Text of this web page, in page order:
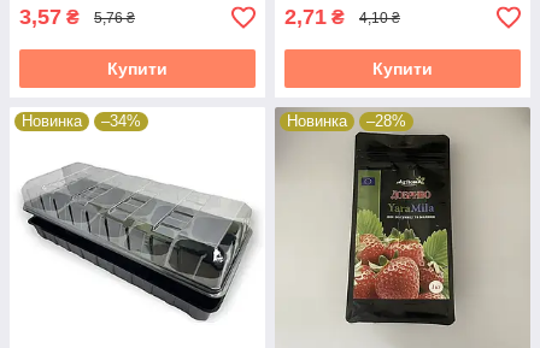
3,57 ₴ 5,76 ₴
Купити
2,71 ₴ 4,10 ₴
Купити
Новинка –34% Новинка –28%